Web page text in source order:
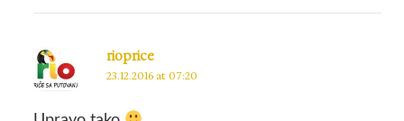
rioprice
23.12.2016 at 07:20